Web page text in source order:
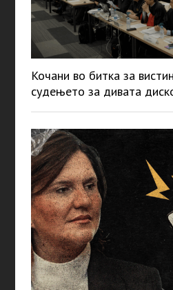
Кочани во битка за
судењето за дивата